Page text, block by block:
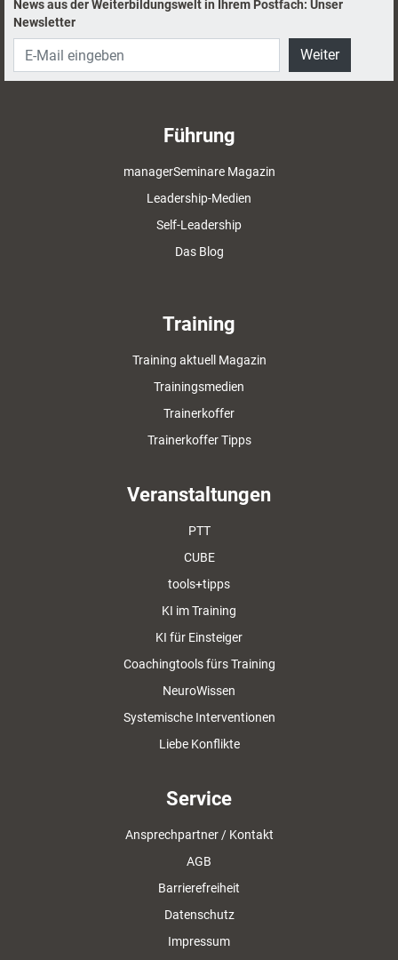
Auswertung des beobachteten
Einsatz ausgewählter Interviewtechniken
kennen und simulieren Bewerberinterviews
per Rollenspiel. Die Teilnehmer werden so
für ihr Unternehmen zu identifizieren.
News aus der Weiterbildungswelt in Ihrem Postfach: Unser
Newsletter
Weiter
Führung
managerSeminare Magazin
Leadership-Medien
Self-Leadership
Das Blog
Training
Training aktuell Magazin
Trainingsmedien
Trainerkoffer
Trainerkoffer Tipps
Veranstaltungen
PTT
CUBE
tools+tipps
KI im Training
KI für Einsteiger
Coachingtools fürs Training
NeuroWissen
Systemische Interventionen
Liebe Konflikte
Service
Ansprechpartner / Kontakt
AGB
Barrierefreiheit
Datenschutz
Impressum